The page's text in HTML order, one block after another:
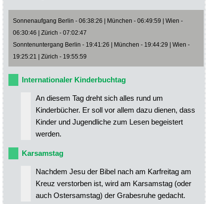
Sonnenaufgang Berlin - 06:38:26 | München - 06:49:59 | Wien -
06:30:46 | Zürich - 07:02:47
Sonntenuntergang Berlin - 19:41:26 | München - 19:44:29 | Wien -
19:25:21 | Zürich - 19:55:59
Internationaler Kinderbuchtag
An diesem Tag dreht sich alles rund um
Kinderbücher. Er soll vor allem dazu dienen, dass
Kinder und Jugendliche zum Lesen begeistert
werden.
Karsamstag
Nachdem Jesu der Bibel nach am Karfreitag am
Kreuz verstorben ist, wird am Karsamstag (oder
auch Ostersamstag) der Grabesruhe gedacht.